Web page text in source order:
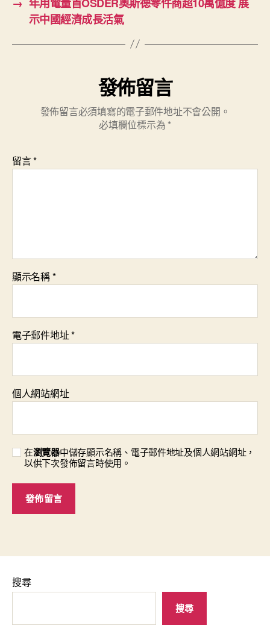
示中國經濟成長活氣
發佈留言
發佈留言必須填寫的電子郵件地址不會公開。
必填欄位標示為 *
留言*
顯示名稱*
電子郵件地址*
個人網站網址
在瀏覽器中儲存顯示名稱、電子郵件地址及個人網站網址，
以供下次發佈留言時使用。
搜尋
搜尋